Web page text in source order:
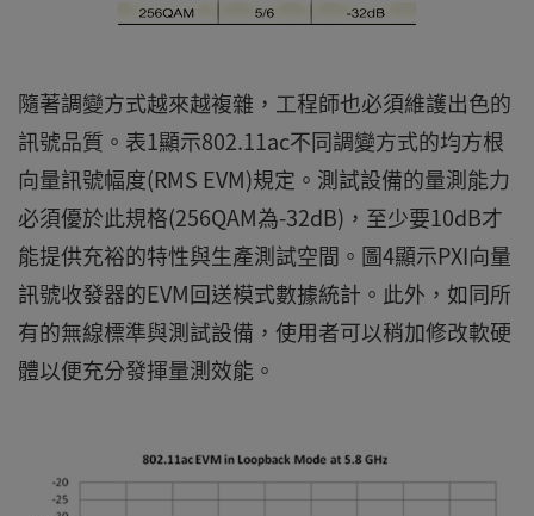
隨著調變方式越來越複雜，工程師也必須維護出色的
訊號品質。表1顯示802.11ac不同調變方式的均方根
向量訊號幅度(RMS EVM)規定。測試設備的量測能力
必須優於此規格(256QAM為-32dB)，至少要10dB才
能提供充裕的特性與生產測試空間。圖4顯示PXI向量
訊號收發器的EVM回送模式數據統計。此外，如同所
有的無線標準與測試設備，使用者可以稍加修改軟硬
體以便充分發揮量測效能。